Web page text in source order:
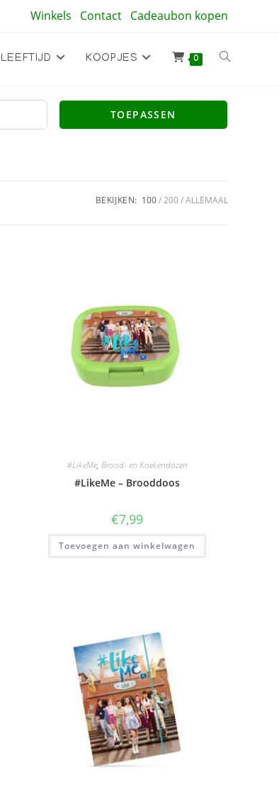
Winkels Contact Cadeaubon kopen
LEEFTIJD KOOPJES 0 Toggle
TOEPASSEN
BEKIJKEN: 100 200 ALLEMAAL
#LikeMe, Brood- en Koekendozen
#LikeMe – Brooddoos
€7,99
Toevoegen aan winkelwagen